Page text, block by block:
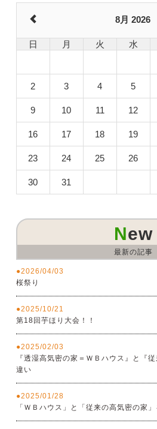
8月 2026
日 月 火 水
2 3 4 5
9 10 11 12
16 17 18 19
23 24 25 26
30 31
New
最新の記事
2026/04/03
桜祭り
2025/10/21
第18回芋ほり大会！！
2025/02/03
『透湿高気密の家＝ＷＢハウス』と『
違い
2025/01/28
「ＷＢハウス」と「従来の高気密の家